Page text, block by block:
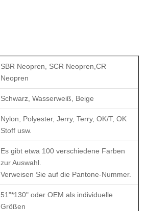
SBR Neopren, SCR Neopren,CR
Neopren
Schwarz, Wasserweiß, Beige
Nylon, Polyester, Jerry, Terry, OK/T, OK
Stoff usw.
Es gibt etwa 100 verschiedene Farben
zur Auswahl.
Verweisen Sie auf die Pantone-Nummer.
51"*130" oder OEM als individuelle
Größen